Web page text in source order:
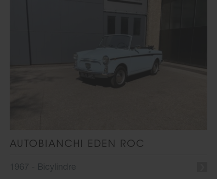
AUTOBIANCHI EDEN ROC
1967 - Bicylindre